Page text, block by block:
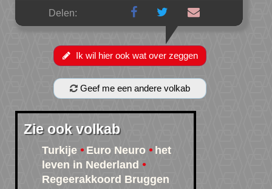
Delen:
Ik wil hier ook wat over zeggen
Geef me een andere volkab
Zie ook volkab
Turkije Euro Neuro
het
leven in Nederland
Regeerakkoord Bruggen